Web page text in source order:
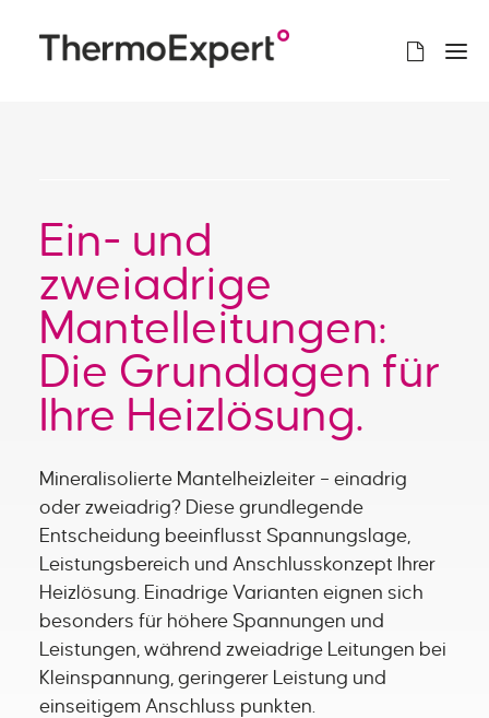
Ein- und
zweiadrige
Mantelleitungen:
Die Grundlagen für
Ihre Heizlösung.
Mineralisolierte Mantelheizleiter – einadrig
oder zweiadrig? Diese grundlegende
Entscheidung beeinflusst Spannungslage,
Leistungsbereich und Anschlusskonzept Ihrer
Heizlösung. Einadrige Varianten eignen sich
besonders für höhere Spannungen und
Leistungen, während zweiadrige Leitungen bei
Kleinspannung, geringerer Leistung und
einseitigem Anschluss punkten.